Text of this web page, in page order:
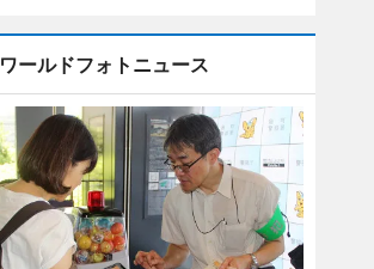
ワールドフォトニュース